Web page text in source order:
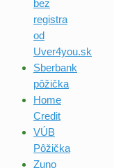
bez
registra
od
Uver4you.sk
Sberbank
pôžička
Home
Credit
VÚB
Pôžička
Zuno